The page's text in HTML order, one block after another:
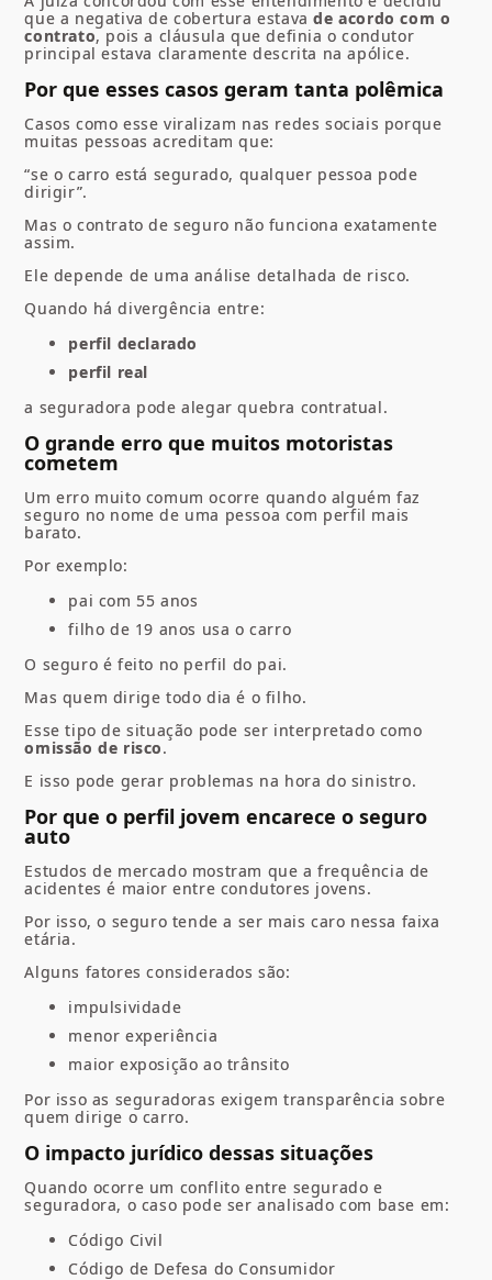
que a negativa de cobertura estavade acordo com o
contrato, pois a cláusula que definia o condutor
principal estava claramente descrita na apólice.
Por que esses casos geram tanta polêmica
Casos como esse viralizam nas redes sociais porque
muitas pessoas acreditam que:
“se o carro está segurado, qualquer pessoa pode
dirigir”.
Mas o contrato de seguro não funciona exatamente
assim.
Ele depende de uma análise detalhada de risco.
Quando há divergência entre:
perfil declarado
perfil real
a seguradora pode alegar quebra contratual.
O grande erro que muitos motoristas
cometem
Um erro muito comum ocorre quando alguém faz
seguro no nome de uma pessoa com perfil mais
barato.
Por exemplo:
pai com 55 anos
filho de 19 anos usa o carro
O seguro é feito no perfil do pai.
Mas quem dirige todo dia é o filho.
Esse tipo de situação pode ser interpretado como
omissão de risco.
E isso pode gerar problemas na hora do sinistro.
Por que o perfil jovem encarece o seguro
auto
Estudos de mercado mostram que a frequência de
acidentes é maior entre condutores jovens.
Por isso, o seguro tende a ser mais caro nessa faixa
etária.
Alguns fatores considerados são:
impulsividade
menor experiência
maior exposição ao trânsito
Por isso as seguradoras exigem transparência sobre
quem dirige o carro.
O impacto jurídico dessas situações
Quando ocorre um conflito entre segurado e
seguradora, o caso pode ser analisado com base em:
Código Civil
Código de Defesa do Consumidor